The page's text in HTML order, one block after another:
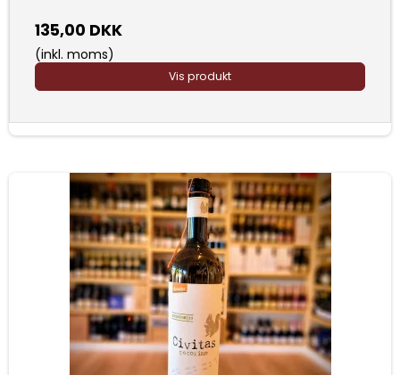
135,00 DKK
(inkl. moms)
Vis produkt